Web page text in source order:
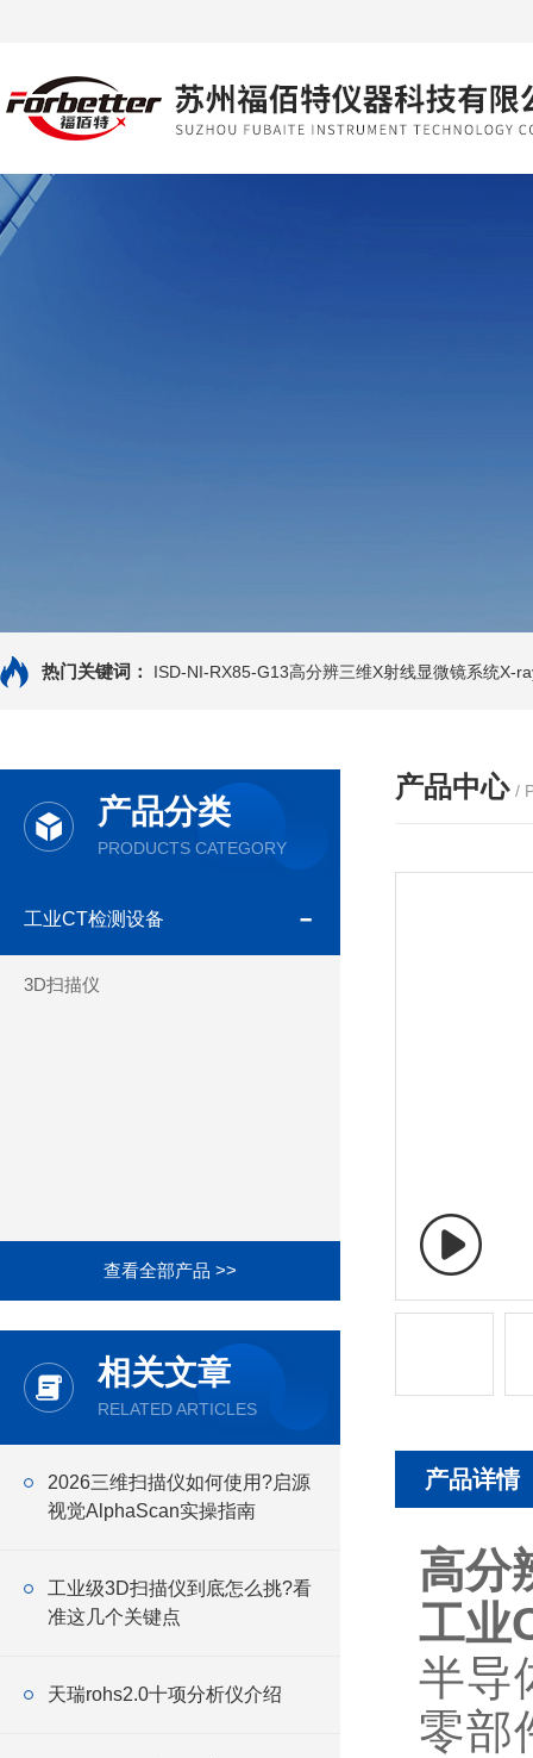
热门关键词： ISD-NI-RX85-G13高分辨三维X射线显微镜系统X-
产品分类
PRODUCTS CATEGORY
工业CT检测设备
3D扫描仪
查看全部产品 >>
相关文章
RELATED ARTICLES
2026三维扫描仪如何使用?启源
视觉AlphaScan实操指南
工业级3D扫描仪到底怎么挑?看
准这几个关键点
天瑞rohs2.0十项分析仪介绍
产品中心 /
产品详情
高分
工业
半导
零部